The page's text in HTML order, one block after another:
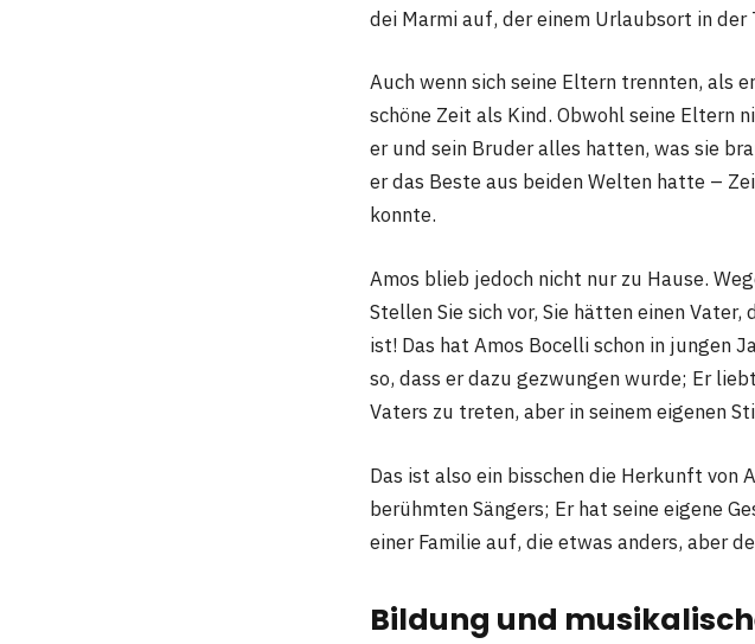
dei Marmi auf, der einem Urlaubsort in der
Auch wenn sich seine Eltern trennten, als
schöne Zeit als Kind. Obwohl seine Eltern
er und sein Bruder alles hatten, was sie
er das Beste aus beiden Welten hatte –
konnte.
Amos blieb jedoch nicht nur zu Hause.
Stellen Sie sich vor, Sie hätten einen
ist! Das hat Amos Bocelli schon in jungen
so, dass er dazu gezwungen wurde; Er
Vaters zu treten, aber in seinem eigenen
Das ist also ein bisschen die Herkunft von
berühmten Sängers; Er hat seine eigene
einer Familie auf, die etwas anders, aber
Bildung und